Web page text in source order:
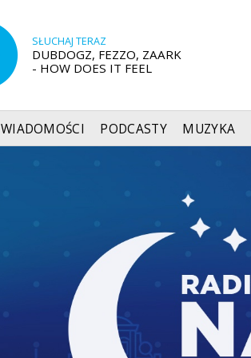
SŁUCHAJ TERAZ
DUBDOGZ, FEZZO, ZAARK
- HOW DOES IT FEEL
WIADOMOŚCI PODCASTY MUZYKA